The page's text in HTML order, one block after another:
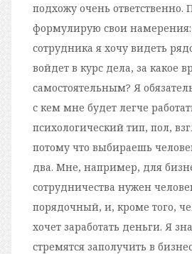
подхожу очень ответственно.
формулирую свои намерения:
сотрудника я хочу видеть
войдет в курс дела, за какое
самостоятельным? Я
с кем мне будет легче
психологический тип, пол,
потому что выбираешь
два. Мне, например, для
сотрудничества нужен
порядочный, и, кроме того,
хочет заработать деньги. Я
стремятся заполучить в